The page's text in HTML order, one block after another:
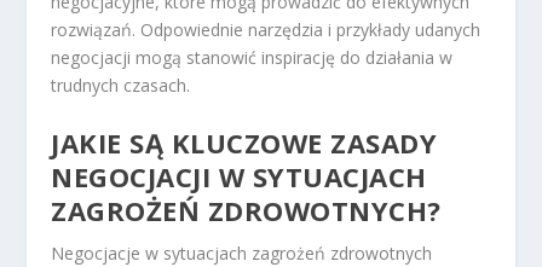
rozwiązań. Odpowiednie narzędzia i przykłady udanych
negocjacji mogą stanowić inspirację do działania w
trudnych czasach.
JAKIE SĄ KLUCZOWE ZASADY
NEGOCJACJI W SYTUACJACH
ZAGROŻEŃ ZDROWOTNYCH?
Negocjacje w sytuacjach zagrożeń zdrowotnych